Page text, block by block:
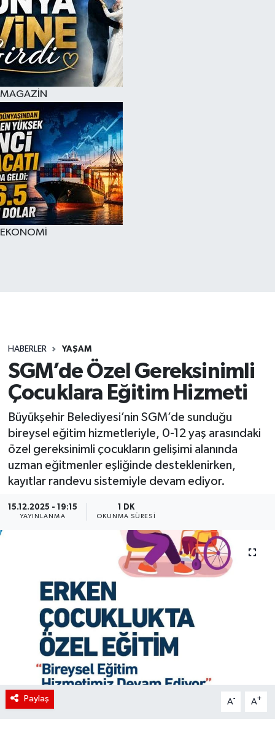
MAGAZİN
EKONOMİ
HABERLER YAŞAM
SGM’de Özel Gereksinimli
Çocuklara Eğitim Hizmeti
Büyükşehir Belediyesi’nin SGM’de sunduğu
bireysel eğitim hizmetleriyle, 0-12 yaş arasındaki
özel gereksinimli çocukların gelişimi alanında
uzman eğitmenler eşliğinde desteklenirken,
kayıtlar randevu sistemiyle devam ediyor.
15.12.2025 - 19:15
YAYINLANMA
1 DK
OKUNMA SÜRESI
Paylaş A- A+